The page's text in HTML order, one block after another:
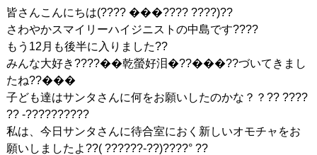
皆さんこんにちは(???? ���???? ????)??
さわやかスマイリーハイジニストの中島です????
もう12月も後半に入りました??
みんな大好き????��乾螢好泪�??���??づいてきまし
たね??���
子ども達はサンタさんに何をお願いしたのかな？？?? ????
?? -??????????
私は、今日サンタさんに待合室におく新しいオモチャをお
願いしましたよ??( ??????-??)????° ??